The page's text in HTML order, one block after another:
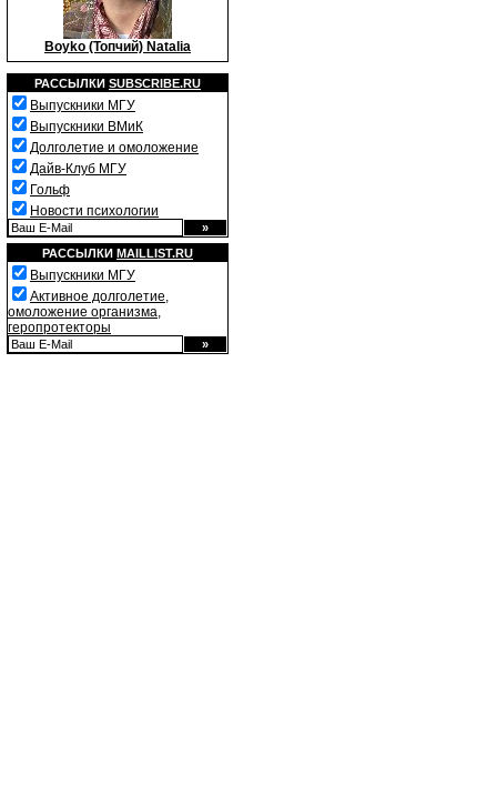
Boyko (Топчий) Natalia
РАССЫЛКИ SUBSCRIBE.RU
Выпускники МГУ
Выпускники ВМиК
Долголетие и омоложение
Дайв-Клуб МГУ
Гольф
Новости психологии
РАССЫЛКИ MAILLIST.RU
Выпускники МГУ
Активное долголетие,
омоложение организма,
геропротекторы